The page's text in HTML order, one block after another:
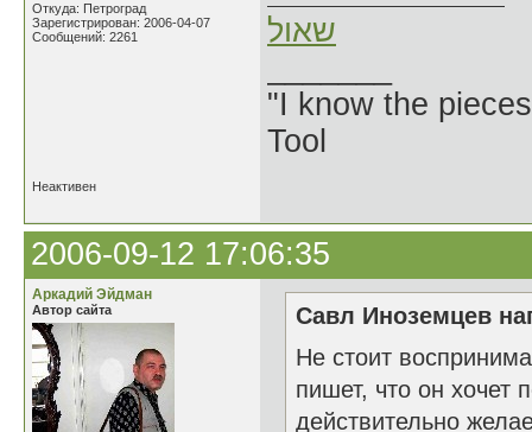
Откуда: Петроград
Зарегистрирован: 2006-04-07
Сообщений: 2261
שאול
"I know the
Tool
Неактивен
2006-09-12 17:06:35
Аркадий Эйдман
Автор сайта
Савл Иноземцев
Не стоит
пишет, что он хочет
действительно